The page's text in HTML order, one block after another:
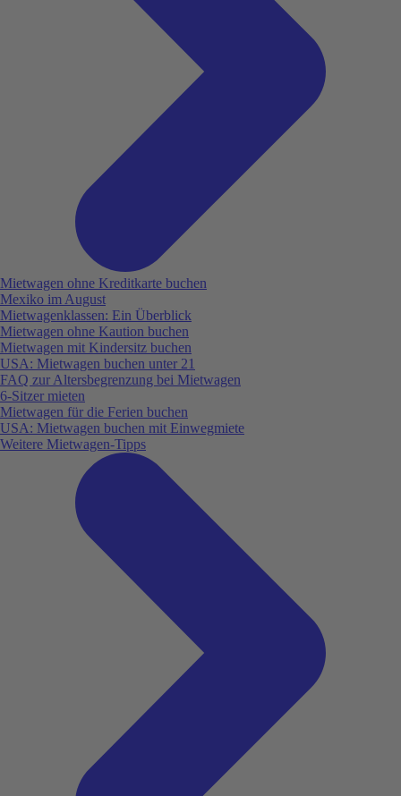
Mietwagen ohne Kreditkarte buchen
Mexiko im August
Mietwagenklassen: Ein Überblick
Mietwagen ohne Kaution buchen
Mietwagen mit Kindersitz buchen
USA: Mietwagen buchen unter 21
FAQ zur Altersbegrenzung bei Mietwagen
6-Sitzer mieten
Mietwagen für die Ferien buchen
USA: Mietwagen buchen mit Einwegmiete
Weitere Mietwagen-Tipps